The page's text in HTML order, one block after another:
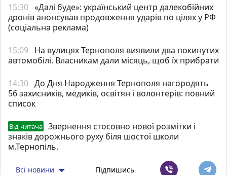
15:30 «Далі буде»: український центр далекобійних
дронів анонсував продовження ударів по цілях у РФ
(соціальна реклама)
15:09
На вулицях Тернополя виявили два покинутих
автомобілі. Власникам дали місяць, щоб їх прибрати
14:30 До Дня Народження Тернополя нагородять
56 захисників, медиків, освітян і волонтерів: повний
список
Від читача
Звернення стосовно нової розмітки і
знаків дорожнього руху біля шостої школи
м.Тернопіль.
Всі новини Підпишись